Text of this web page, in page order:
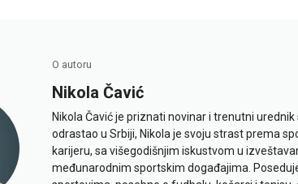
O autoru
Nikola Čavić
Nikola Čavić je priznati novinar i trenutni
odrastao u Srbiji, Nikola je svoju strast prema
karijeru, sa višegodišnjim iskustvom u
međunarodnim sportskim događajima.